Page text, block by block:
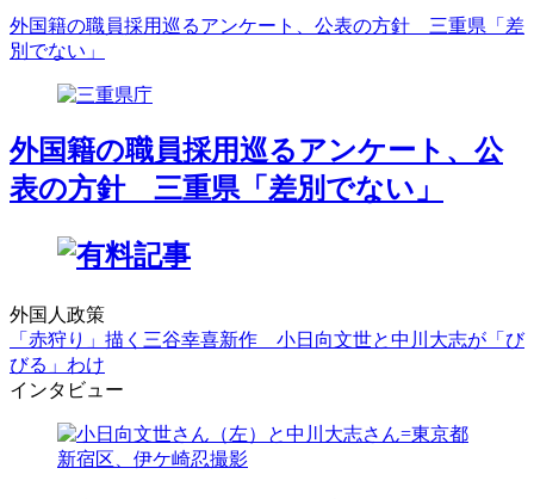
外国籍の職員採用巡るアンケート、公表の方針 三重県「差
別でない」
外国籍の職員採用巡るアンケート、公
表の方針 三重県「差別でない」
外国人政策
「赤狩り」描く三谷幸喜新作 小日向文世と中川大志が「び
びる」わけ
インタビュー